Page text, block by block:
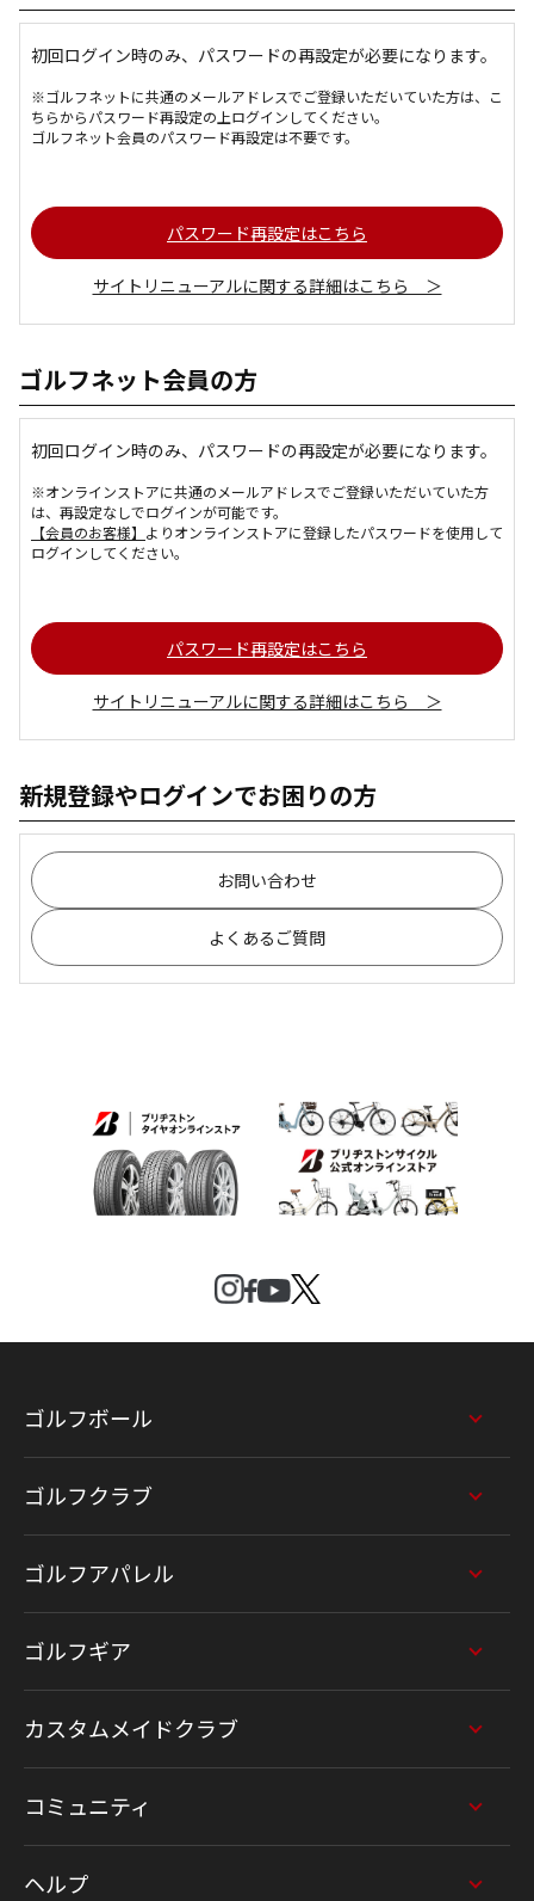
初回ログイン時のみ、パスワードの再設定が必要になります。
※ゴルフネットに共通のメールアドレスでご登録いただいていた方は、こ
ちらからパスワード再設定の上ログインしてください。
ゴルフネット会員のパスワード再設定は不要です。
パスワード再設定はこちら
サイトリニューアルに関する詳細はこちら ＞
ゴルフネット会員の方
初回ログイン時のみ、パスワードの再設定が必要になります。
※オンラインストアに共通のメールアドレスでご登録いただいていた方
は、再設定なしでログインが可能です。
【会員のお客様】 よりオンラインストアに登録したパスワードを使用して
ログインしてください。
パスワード再設定はこちら
サイトリニューアルに関する詳細はこちら ＞
新規登録やログインでお困りの方
お問い合わせ
よくあるご質問
ゴルフボール
ゴルフクラブ
ゴルフアパレル
ゴルフギア
カスタムメイドクラブ
コミュニティ
ヘルプ